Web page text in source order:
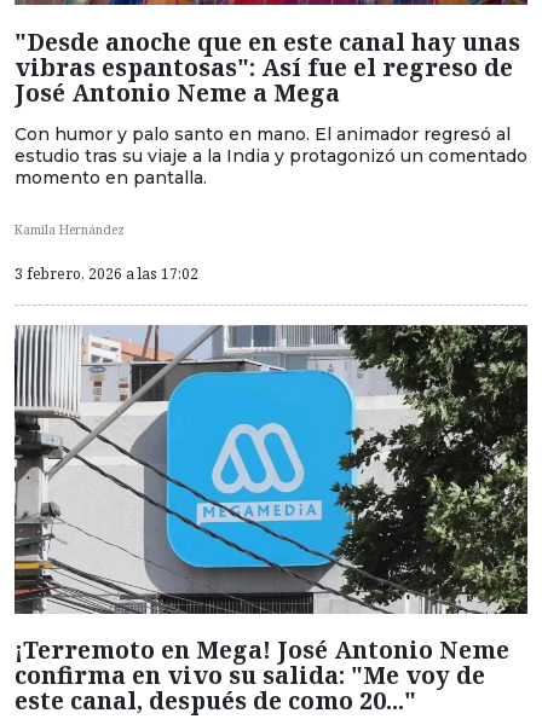
"Desde anoche que en este canal hay unas
vibras espantosas": Así fue el regreso de
José Antonio Neme a Mega
Con humor y palo santo en mano. El animador regresó al
estudio tras su viaje a la India y protagonizó un comentado
momento en pantalla.
Kamila Hernández
3 febrero, 2026 a las 17:02
¡Terremoto en Mega! José Antonio Neme
confirma en vivo su salida: "Me voy de
este canal, después de como 20..."